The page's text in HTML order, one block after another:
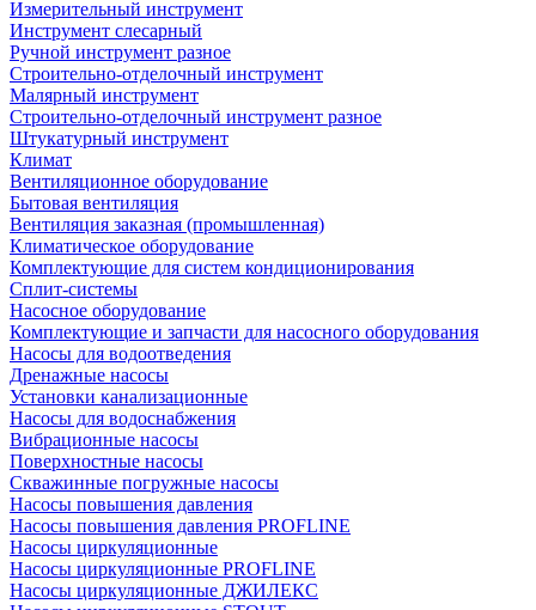
Измерительный инструмент
Инструмент слесарный
Ручной инструмент разное
Строительно-отделочный инструмент
Малярный инструмент
Строительно-отделочный инструмент разное
Штукатурный инструмент
Климат
Вентиляционное оборудование
Бытовая вентиляция
Вентиляция заказная (промышленная)
Климатическое оборудование
Комплектующие для систем кондиционирования
Сплит-системы
Насосное оборудование
Комплектующие и запчасти для насосного оборудования
Насосы для водоотведения
Дренажные насосы
Установки канализационные
Насосы для водоснабжения
Вибрационные насосы
Поверхностные насосы
Скважинные погружные насосы
Насосы повышения давления
Насосы повышения давления PROFLINE
Насосы циркуляционные
Насосы циркуляционные PROFLINE
Насосы циркуляционные ДЖИЛЕКС